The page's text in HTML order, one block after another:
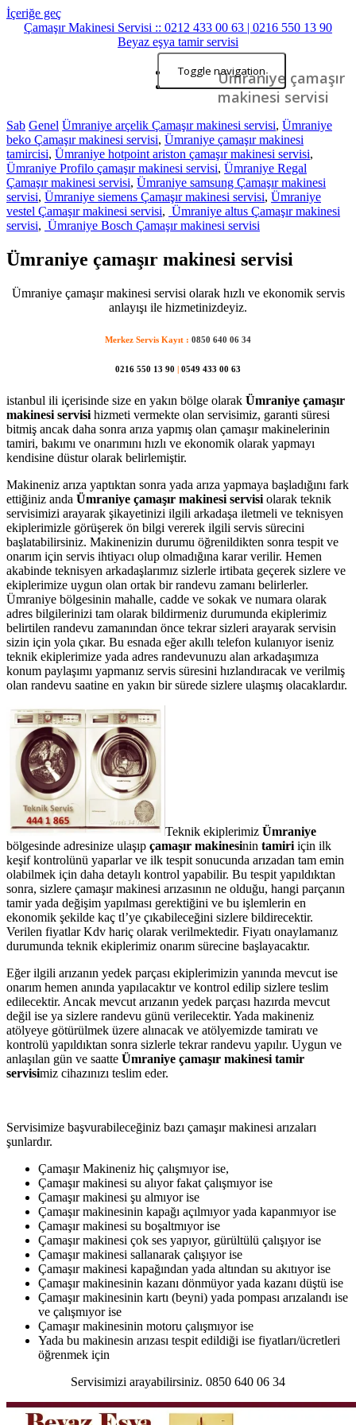
İçeriğe geç
Çamaşır Makinesi Servisi :: 0212 433 00 63 | 0216 550 13 90
Beyaz eşya tamir servisi
Toggle navigation
Başlangıç
İletişim
Ümraniye çamaşır
makinesi servisi
Sab Genel Ümraniye arçelik Çamaşır makinesi servisi, Ümraniye
beko Çamaşır makinesi servisi, Ümraniye çamaşır makinesi
tamircisi, Ümraniye hotpoint ariston çamaşır makinesi servisi,
Ümraniye Profilo çamaşır makinesi servisi, Ümraniye Regal
Çamaşır makinesi servisi, Ümraniye samsung Çamaşır makinesi
servisi, Ümraniye siemens Çamaşır makinesi servisi, Ümraniye
vestel Çamaşır makinesi servisi, Ümraniye altus Çamaşır makinesi
servisi, Ümraniye Bosch Çamaşır makinesi servisi
Ümraniye çamaşır makinesi servisi
Ümraniye çamaşır makinesi servisi olarak hızlı ve ekonomik servis
anlayışı ile hizmetinizdeyiz.
Merkez Servis Kayıt : 0850 640 06 34
0216 550 13 90 | 0549 433 00 63
istanbul ili içerisinde size en yakın bölge olarak Ümraniye çamaşır
makinesi servisi hizmeti vermekte olan servisimiz, garanti süresi
bitmiş ancak daha sonra arıza yapmış olan çamaşır makinelerinin
tamiri, bakımı ve onarımını hızlı ve ekonomik olarak yapmayı
kendisine düstur olarak belirlemiştir.
Makineniz arıza yaptıktan sonra yada arıza yapmaya başladığını fark
ettiğiniz anda Ümraniye çamaşır makinesi servisi olarak teknik
servisimizi arayarak şikayetinizi ilgili arkadaşa iletmeli ve teknisyen
ekiplerimizle görüşerek ön bilgi vererek ilgili servis sürecini
başlatabilirsiniz. Makinenizin durumu öğrenildikten sonra tespit ve
onarım için servis ihtiyacı olup olmadığına karar verilir. Hemen
akabinde teknisyen arkadaşlarımız sizlerle irtibata geçerek sizlere ve
ekiplerimize uygun olan ortak bir randevu zamanı belirlerler.
Ümraniye bölgesinin mahalle, cadde ve sokak ve numara olarak
adres bilgilerinizi tam olarak bildirmeniz durumunda ekiplerimiz
belirtilen randevu zamanından önce tekrar sizleri arayarak servisin
sizin için yola çıkar. Bu esnada eğer akıllı telefon kulanıyor iseniz
teknik ekiplerimize yada adres randevunuzu alan arkadaşımıza
konum paylaşımı yapmanız servis süresini hızlandıracak ve verilmiş
olan randevu saatine en yakın bir sürede sizlere ulaşmış olacaklardır.
Teknik ekiplerimiz Ümraniye
bölgesinde adresinize ulaşıp çamaşır makinesinin tamiri için ilk
keşif kontrolünü yaparlar ve ilk tespit sonucunda arızadan tam emin
olabilmek için daha detaylı kontrol yapabilir. Bu tespit yapıldıktan
sonra, sizlere çamaşır makinesi arızasının ne olduğu, hangi parçanın
tamir yada değişim yapılması gerektiğini ve bu işlemlerin en
ekonomik şekilde kaç tl’ye çıkabileceğini sizlere bildirecektir.
Verilen fiyatlar Kdv hariç olarak verilmektedir. Fiyatı onaylamanız
durumunda teknik ekiplerimiz onarım sürecine başlayacaktır.
Eğer ilgili arızanın yedek parçası ekiplerimizin yanında mevcut ise
onarım hemen anında yapılacaktır ve kontrol edilip sizlere teslim
edilecektir. Ancak mevcut arızanın yedek parçası hazırda mevcut
değil ise ya sizlere randevu günü verilecektir. Yada makineniz
atölyeye götürülmek üzere alınacak ve atölyemizde tamiratı ve
kontrolü yapıldıktan sonra sizlerle tekrar randevu yapılır. Uygun ve
anlaşılan gün ve saatte Ümraniye çamaşır makinesi tamir
servisimiz cihazınızı teslim eder.
Servisimize başvurabileceğiniz bazı çamaşır makinesi arızaları
şunlardır.
Çamaşır Makineniz hiç çalışmıyor ise,
Çamaşır makinesi su alıyor fakat çalışmıyor ise
Çamaşır makinesi şu almıyor ise
Çamaşır makinesinin kapağı açılmıyor yada kapanmıyor ise
Çamaşır makinesi su boşaltmıyor ise
Çamaşır makinesi çok ses yapıyor, gürültülü çalışıyor ise
Çamaşır makinesi sallanarak çalışıyor ise
Çamaşır makinesi kapağından yada altından su akıtıyor ise
Çamaşır makinesinin kazanı dönmüyor yada kazanı düştü ise
Çamaşır makinesinin kartı (beyni) yada pompası arızalandı ise
ve çalışmıyor ise
Çamaşır makinesinin motoru çalışmıyor ise
Yada bu makinesin arızası tespit edildiği ise fiyatları/ücretleri
öğrenmek için
Servisimizi arayabilirsiniz. 0850 640 06 34